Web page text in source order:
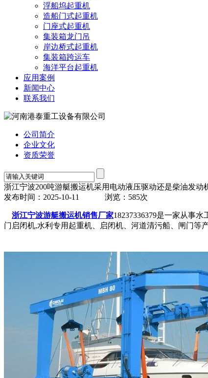
浮船坞起重机
造船门式起重机
门座式起重机
集装箱龙门吊
岸边桥式起重机
集装箱跨运车
海洋平台起重机
应用案例
新闻中心
联系我们
公司简介
企业文化
资质荣誉
浙江宁波200吨游艇搬运机采用电动液压驱动还是柴油发动
发布时间：2025-10-11 浏览：585次
浙江宁波游艇搬运机销售厂家18237336379是一家从事
门启闭机,水利专用起重机、启闭机、河道清污船、闸门等